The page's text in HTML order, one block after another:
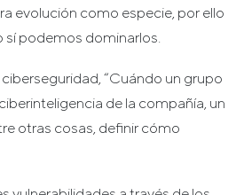
evolución como especie, por ello
podemos dominarlos.
ciberseguridad, “Cuándo un grupo
de la compañía, un
otras cosas, definir cómo